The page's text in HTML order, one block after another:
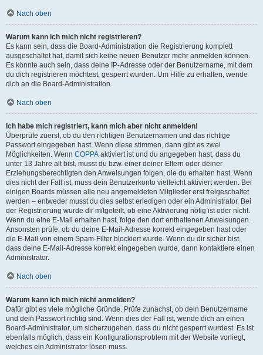
Nach oben
Warum kann ich mich nicht registrieren?
Es kann sein, dass die Board-Administration die Registrierung komplett
ausgeschaltet hat, damit sich keine neuen Benutzer mehr anmelden können.
Es könnte auch sein, dass deine IP-Adresse oder der Benutzername, mit dem
du dich registrieren möchtest, gesperrt wurden. Um Hilfe zu erhalten, wende
dich an die Board-Administration.
Nach oben
Ich habe mich registriert, kann mich aber nicht anmelden!
Überprüfe zuerst, ob du den richtigen Benutzernamen und das richtige
Passwort eingegeben hast. Wenn diese stimmen, dann gibt es zwei
Möglichkeiten. Wenn COPPA aktiviert ist und du angegeben hast, dass du
unter 13 Jahre alt bist, musst du bzw. einer deiner Eltern oder deiner
Erziehungsberechtigten den Anweisungen folgen, die du erhalten hast. Wenn
dies nicht der Fall ist, muss dein Benutzerkonto vielleicht aktiviert werden. Bei
einigen Boards müssen alle neu angemeldeten Mitglieder erst freigeschaltet
werden – entweder musst du dies selbst erledigen oder ein Administrator. Bei
der Registrierung wurde dir mitgeteilt, ob eine Aktivierung nötig ist oder nicht.
Wenn du eine E-Mail erhalten hast, folge den dort enthaltenen Anweisungen.
Ansonsten prüfe, ob du deine E-Mail-Adresse korrekt eingegeben hast oder
die E-Mail von einem Spam-Filter blockiert wurde. Wenn du dir sicher bist,
dass deine E-Mail-Adresse korrekt eingegeben wurde, dann kontaktiere einen
Administrator.
Nach oben
Warum kann ich mich nicht anmelden?
Dafür gibt es viele mögliche Gründe. Prüfe zunächst, ob dein Benutzername
und dein Passwort richtig sind. Wenn dies der Fall ist, wende dich an einen
Board-Administrator, um sicherzugehen, dass du nicht gesperrt wurdest. Es ist
ebenfalls möglich, dass ein Konfigurationsproblem mit der Website vorliegt,
welches ein Administrator lösen muss.